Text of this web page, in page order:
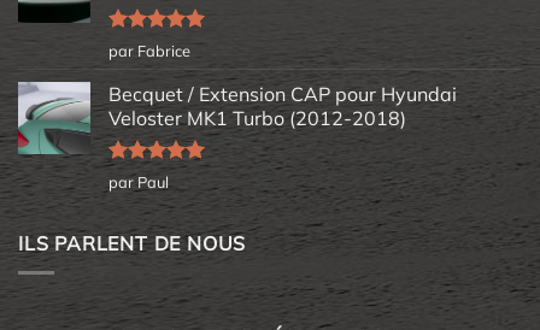
Note5sur
5
par Fabrice
Becquet / Extension CAP pour Hyundai
Veloster MK1 Turbo (2012-2018)
Note5sur
5
par Paul
ILS PARLENT DE NOUS